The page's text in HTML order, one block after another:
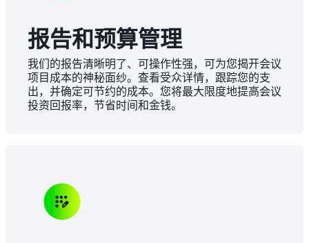
报告和预算管理
我们的报告清晰明了、可操作性强，可为您揭开会议
项目成本的神秘面纱。查看受众详情，跟踪您的支
出，并确定可节约的成本。您将最大限度地提高会议
投资回报率，节省时间和金钱。